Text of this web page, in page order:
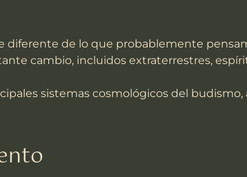
diferente de lo que probablemente
sistemas cosmológicos del budismo,